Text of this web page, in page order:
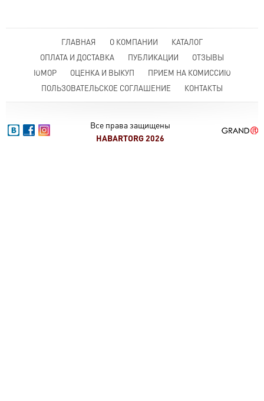
ГЛАВНАЯ О КОМПАНИИ
КАТАЛОГ
ОПЛАТА И ДОСТАВКА
ПУБЛИКАЦИИ
ОТЗЫВЫ
ЮМОР
ОЦЕНКА И ВЫКУП
ПРИЕМ НА КОМИССИЮ
ПОЛЬЗОВАТЕЛЬСКОЕ СОГЛАШЕНИЕ
КОНТАКТЫ
Все права защищены
HABARTORG 2026